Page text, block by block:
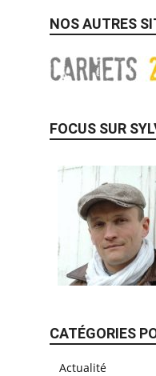
NOS AUTRES
FOCUS SUR
CATÉGORIES
Actualité